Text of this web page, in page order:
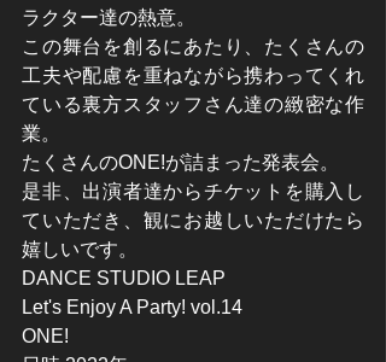
ラクター達の熱意。
この舞台を創るにあたり、たくさんの
工夫や配慮を重ねながら携わってくれ
ている裏方スタッフさん達の緻密な作
業。
たくさんのONE!が詰まった発表会。
是非、出演者達からチケットを購入し
ていただき、観にお越しいただけたら
嬉しいです。
DANCE STUDIO LEAP
Let's Enjoy A Party! vol.14
ONE!